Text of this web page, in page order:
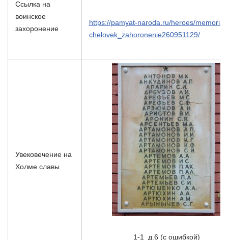
Ссылка на
воинское
захоронение
https://pamyat-naroda.ru/heroes/memorial-
chelovek_zahoronenie260951129/
Увековечение на
Холме славы
1-1_д.6 (с ошибкой)